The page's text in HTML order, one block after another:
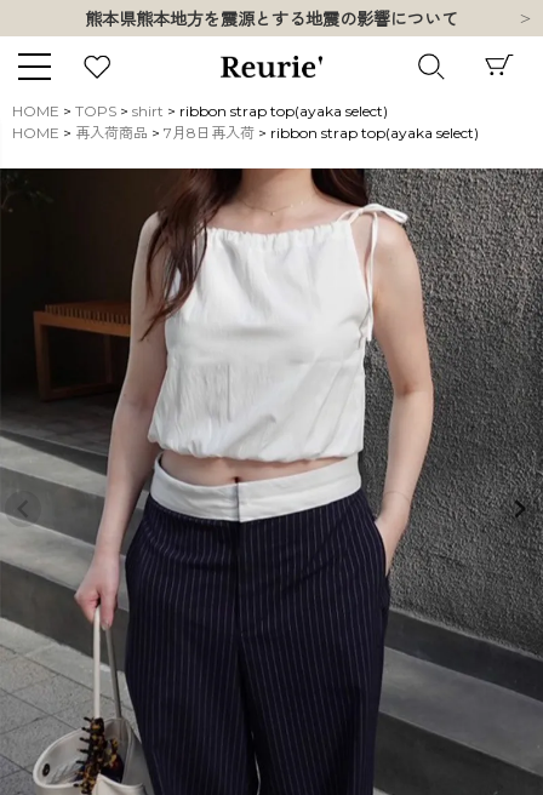
お盆期間中の営業・配送に関して
類似ブランド・他社ショップ様との誤認知に関するお願い
10,000円以上ご購入で送料無料
熊本県熊本地方を震源とする地震の影響について
お盆期間中の営業・配送に関して
類似ブランド・他社ショップ様との誤認知に関するお願い
10,000円以上ご購入で送料無料
キーワード
SALE
商品タイプ
ORIGINAL HIT ITEM
カラー
HOME TOPS shirt
ribbon strap top(ayaka select)
HOME
再入荷商品 7月8日再入荷 ribbon strap top(ayaka select)